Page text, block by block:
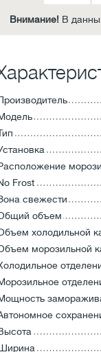
Внимание! В
Frost
свежести
объем
холодильной
морозильной